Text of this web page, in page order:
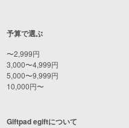
予算で選ぶ
〜2,999円
3,000〜4,999円
5,000〜9,999円
10,000円〜
Giftpad egiftについて